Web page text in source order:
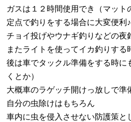
ガスは１２時間使用でき（マット
定点で釣りをする場合に大変便利♪
チョイ投げやウナギ釣りなどの夜
またライトを使ってイカ釣りする
後は車でタックル準備をする時に
くとか）
大概車のラゲッチ開けっ放しで準
自分の虫除けはもちろん
車内に虫を侵入させない防護策と